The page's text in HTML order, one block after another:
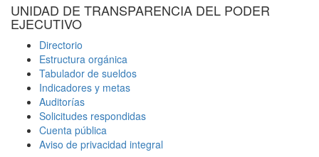
UNIDAD DE TRANSPARENCIA DEL PODER
EJECUTIVO
Directorio
Estructura orgánica
Tabulador de sueldos
Indicadores y metas
Auditorías
Solicitudes respondidas
Cuenta pública
Aviso de privacidad integral